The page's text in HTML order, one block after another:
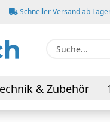
Schneller Versand ab
& Zubehör
AV-Kabel &